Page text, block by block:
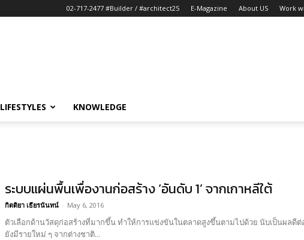
02-717-2477 #Builder / #architect25 E-Magazine About US Work
LIFESTYLES KNOWLEDGE
ระบบแผ่นพื้นเพื่องานก่อสร้าง ‘อันดับ 1’ จากเกาหลีใต้
กิตติยา เธียรนันทน์ - May 6, 2016
ตัวเลือกด้านวัสดุก่อสร้างที่มากขึ้น ทำให้การแข่งขันในตลาดสูงขึ้นตามไปด้วย นับเป็นผลดี
ยังมีรายใหม่ ๆ จากต่างชาติ...